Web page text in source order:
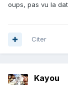
oups, pas vu la
Citer
Kayou